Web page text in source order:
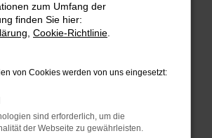
Firewall und deine
Webseiten, zum Beispiel deine
Browsererweiterungen.
wie Werbeblocker,
Laden bestimmter Seiten
Funktioniert die Seite in einem
zum Umfang der
finden Sie hier:
Cookie-Richtlinie
von Cookies werden von uns eingesetzt:
sind erforderlich, um die
der Webseite zu gewährleisten.